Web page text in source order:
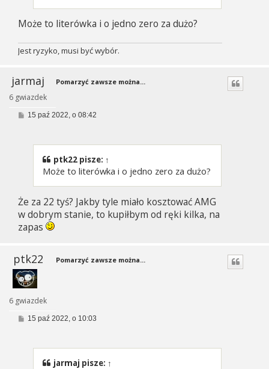
Może to literówka i o jedno zero za dużo?
Jest ryzyko, musi być wybór.
jarmaj
6 gwiazdek
Pomarzyć zawsze można...
P15 paź 2022, o 08:42
ptk22 pisze: ↑
Może to literówka i o jedno zero za dużo?
Że za 22 tyś? Jakby tyle miało kosztować AMG
w dobrym stanie, to kupiłbym od ręki kilka, na
zapas
ptk22
6 gwiazdek
Pomarzyć zawsze można...
P15 paź 2022, o 10:03
jarmaj pisze: ↑